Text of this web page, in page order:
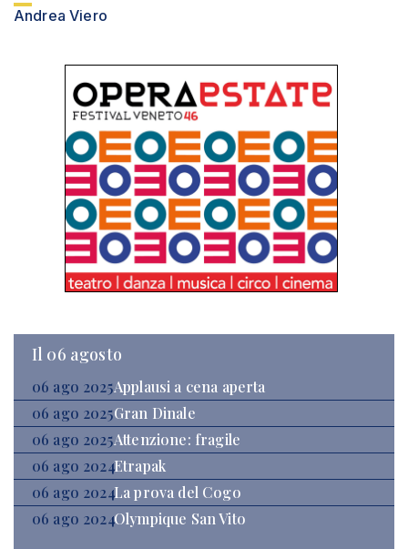
Andrea Viero
Il 06 agosto
06 ago 2025Applausi a cena aperta
06 ago 2025Gran Dinale
06 ago 2025Attenzione: fragile
06 ago 2024Etrapak
06 ago 2024La prova del Cogo
06 ago 2024Olympique San Vito